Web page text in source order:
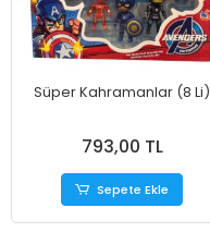
Süper Kahramanlar (8 Li)
793,00 TL
Sepete Ekle